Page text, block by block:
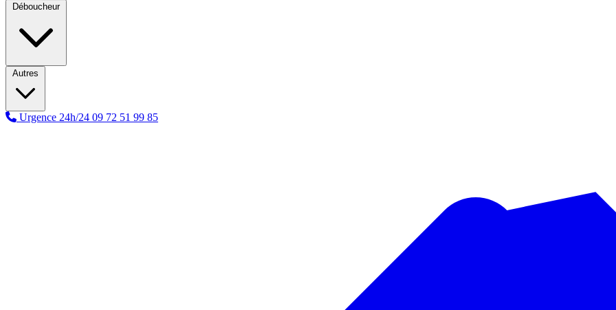
Déboucheur
Autres
Urgence 24h/24 09 72 51 99 85